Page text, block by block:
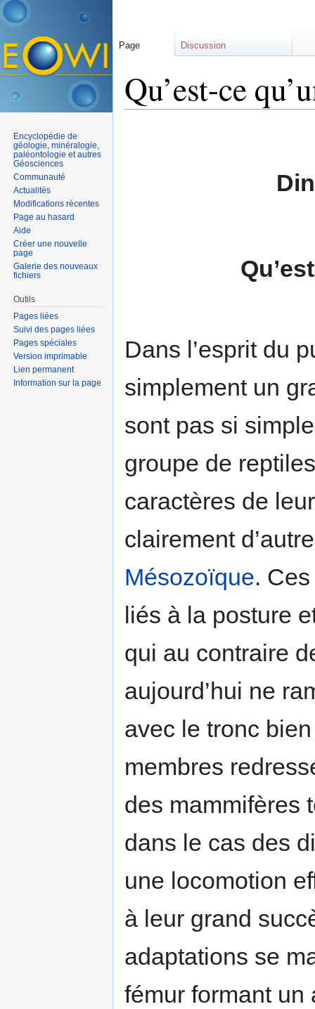
Qu’est-ce
Dans l’esprit du
simplement un
sont pas si
groupe de
caractères de
clairement
Mésozoïque.
liés à la posture
qui au contraire
aujourd’hui ne
avec le tronc
membres
des mammifères
dans le cas des
une locomotion
à leur grand
adaptations se
fémur formant un
Page Discussion
Encyclopédie de
géologie, minéralogie,
paléontologie et autres
Géosciences
Communauté
Actualités
Modifications récentes
Page au hasard
Aide
Créer une nouvelle
page
Galerie des nouveaux
fichiers
Outils
Pages liées
Suivi des pages liées
Pages spéciales
Version imprimable
Lien permanent
Information sur la page